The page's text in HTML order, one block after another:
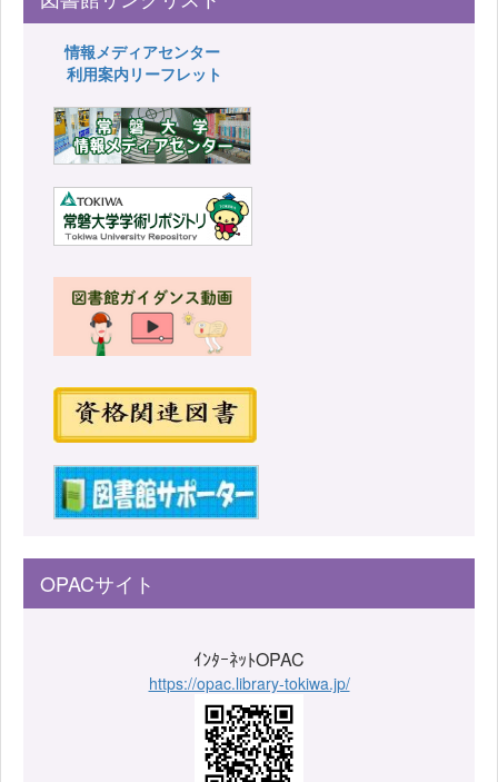
情報メディアセンター
利用案内リーフレット
OPACサイト
ｲﾝﾀｰﾈｯﾄOPAC
https://opac.library-tokiwa.jp/